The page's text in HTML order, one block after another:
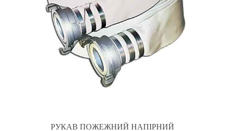
РУКАВ ПОЖЕЖНИЙ НАПІРНИЙ